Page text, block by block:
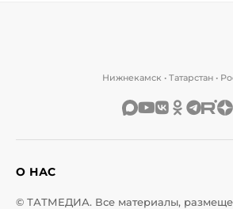
Нижнекамск • Татарстан •
О НАС
© ТАТМЕДИА. Все материалы,